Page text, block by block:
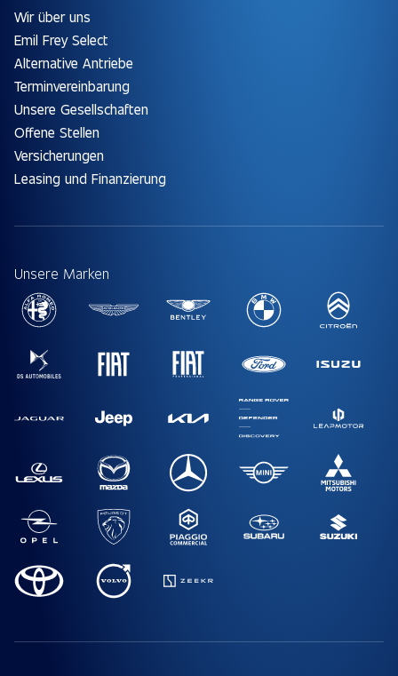
Wir über uns
Emil Frey Select
Alternative Antriebe
Terminvereinbarung
Unsere Gesellschaften
Offene Stellen
Versicherungen
Leasing und Finanzierung
Unsere Marken